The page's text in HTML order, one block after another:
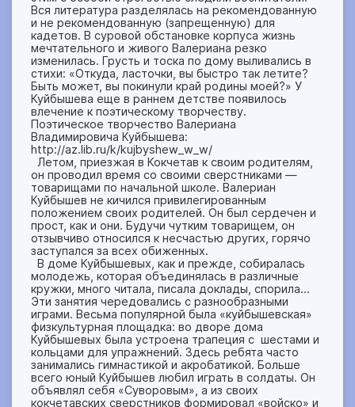
Вся литература разделялась на рекомендованную
и не рекомендованную (запрещенную) для
кадетов. В суровой обстановке корпуса жизнь
мечтательного и живого Валериана резко
изменилась. Грусть и тоска по дому выливались в
стихи: «Откуда, ласточки, вы быстро так летите?
Быть может, вы покинули край родины моей?» У
Куйбышева еще в раннем детстве появилось
влечение к поэтическому творчеству.
Поэтическое творчество Валериана
Владимировича Куйбышева:
http://az.lib.ru/k/kujbyshew_w_w/
Летом, приезжая в Кокчетав к своим родителям,
он проводил время со своими сверстниками —
товарищами по начальной школе. Валериан
Куйбышев не кичился привилегированным
положением своих родителей. Он был сердечен и
прост, как и они. Будучи чутким товарищем, он
отзывчиво относился к несчастью других, горячо
заступался за всех обиженных.
В доме Куйбышевых, как и прежде, собиралась
молодежь, которая объединялась в различные
кружки, много читала, писала доклады, спорила…
Эти занятия чередовались с разнообразными
играми. Весьма популярной была «куйбышевская»
физкультурная площадка: во дворе дома
Куйбышевых была устроена трапеция с шестами и
кольцами для упражнений. Здесь ребята часто
занимались гимнастикой и акробатикой. Больше
всего юный Куйбышев любил играть в солдаты. Он
объявлял себя «Суворовым», а из своих
кокчетавских сверстников формировал «войско» и